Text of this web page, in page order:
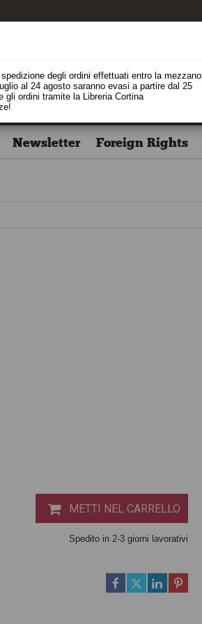
Newsletter Foreign Rights
METTI NEL CARRELLO
Spedito in 2-3 giorni lavorativi
degli ordini effettuati entro la
al 24 agosto saranno evasi a partire dal 25
ordini tramite la Libreria Cortina